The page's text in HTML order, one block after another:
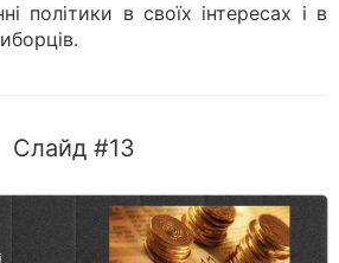
політики в своїх інтересах і в
Слайд #13